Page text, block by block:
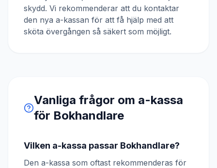
skydd. Vi rekommenderar att du kontaktar
den nya a-kassan för att få hjälp med att
sköta övergången så säkert som möjligt.
Vanliga frågor om a-kassa
för Bokhandlare
Vilken a-kassa passar Bokhandlare?
Den a-kassa som oftast rekommenderas för